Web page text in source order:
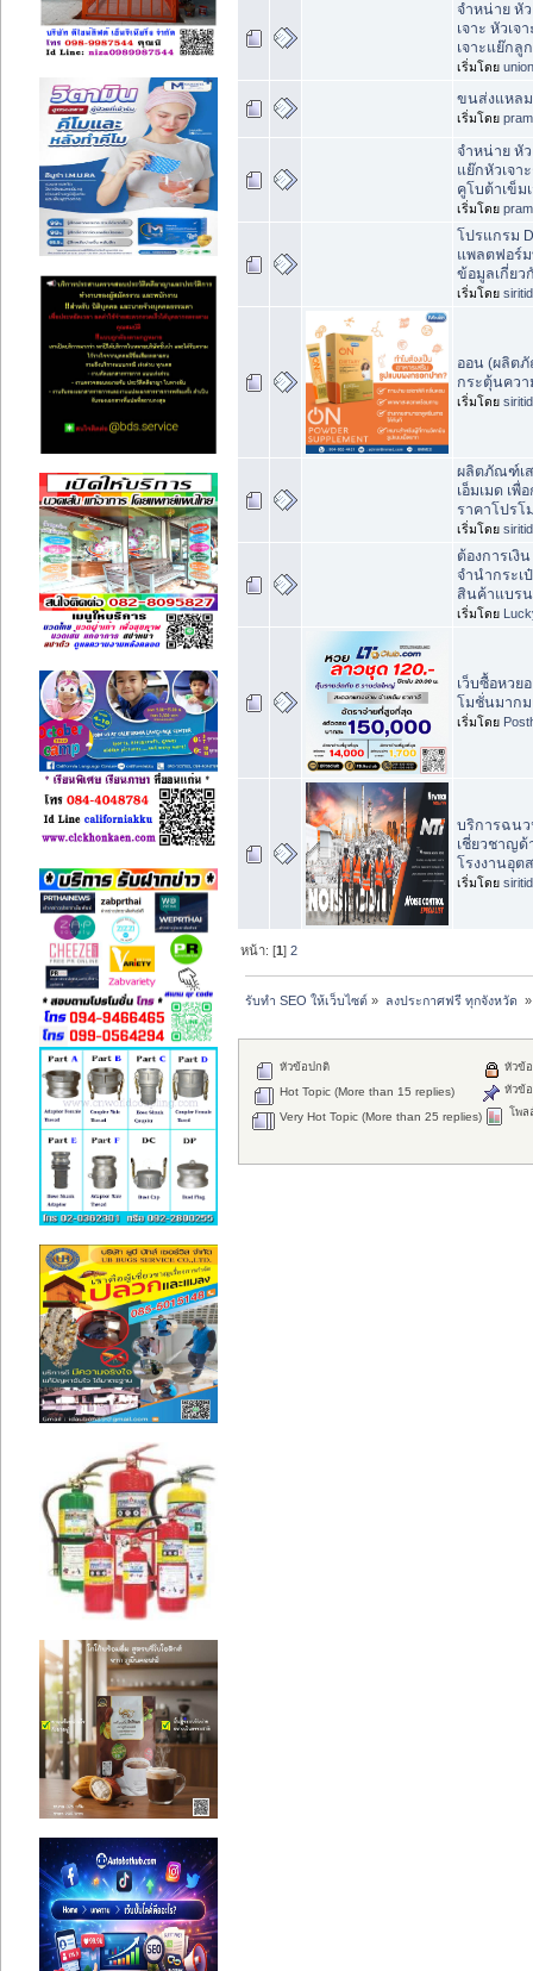
จำหน่าย หั
เจาะ หัวเจ
เจาะแย๊กลู
เริ่มโดย
ขนส่งแหลม
เริ่มโดย
จำหน่าย หั
แย๊กหัวเจา
คูโบต้าเข็ม
เริ่มโดย
โปรแกรม
แพลตฟอร์
ข้อมูลเกี่ยว
เริ่มโดย
ออน (ผลิตภั
กระตุ้นควา
เริ่มโดย
ผลิตภัณฑ์เ
เอ็มเมด เ
ราคาโปรโ
เริ่มโดย
ต้องการเงิ
จำนำกระเ
สินค้าแบรน
เริ่มโดย
เว็บซื้อหวย
โมชั่นมาก
เริ่มโดย
บริการฉนว
เชี่ยวชาญด้
โรงงานอุต
เริ่มโดย
หน้า: [1]2
รับทำ SEO ให้เว็บไซต์ » ลงประกาศฟรี ทุกจังหวัด »
หัวข้อปกติ
Hot Topic (More than 15 replies)
Very Hot Topic (More than 25 replies)
หัวข้
หัวข้
โพล